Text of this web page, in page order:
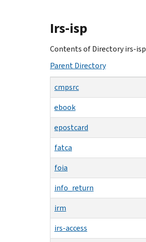
Beginning
of
main
Irs-isp
Contents of Directory irs-isp
Parent Directory
cmpsrc
ebook
epostcard
fatca
foia
info_return
irm
irs-access